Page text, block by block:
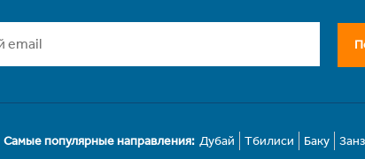
Самые популярные направления: Дубай Тбилиси Баку